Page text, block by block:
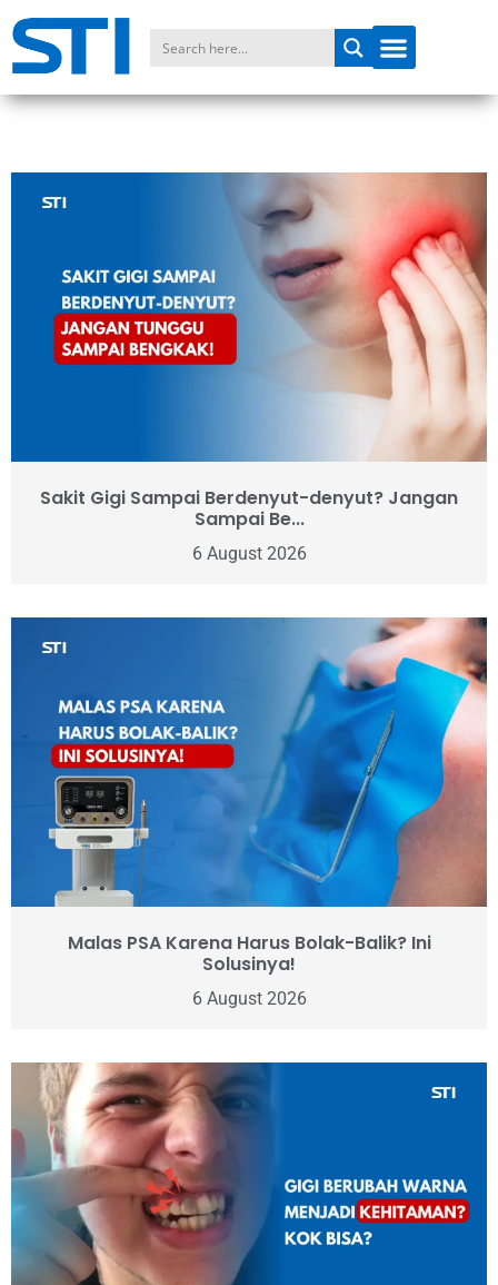
Sakit Gigi Sampai Berdenyut-denyut? Jangan
Sampai Be...
6 August 2026
Malas PSA Karena Harus Bolak-Balik? Ini
Solusinya!
6 August 2026